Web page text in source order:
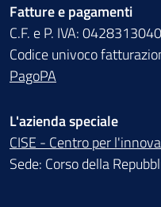
Fatture e pagamenti
C.F. e P. IVA:
Codice univoco
PagoPA
L'azienda speciale
CISE - Centro per
Sede: Corso della